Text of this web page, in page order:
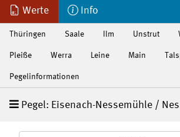
Werte Info
Thüringen Saale Ilm Unstrut
Pleiße Werra Leine Main
Pegelinformationen
Pegel: Eisenach-Nessemühle /